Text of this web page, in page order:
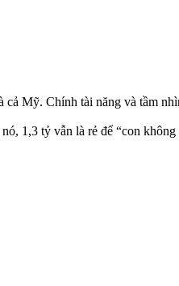
Mỹ. Chính tài năng và tầm
1,3 tỷ vẫn là rẻ để “con